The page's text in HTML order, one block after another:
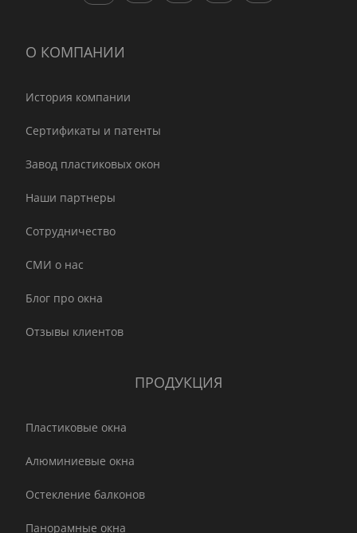
О КОМПАНИИ
История компании
Сертификаты и патенты
Завод пластиковых окон
Наши партнеры
Сотрудничество
СМИ о нас
Блог про окна
Отзывы клиентов
ПРОДУКЦИЯ
Пластиковые окна
Алюминиевые окна
Остекление балконов
Панорамные окна